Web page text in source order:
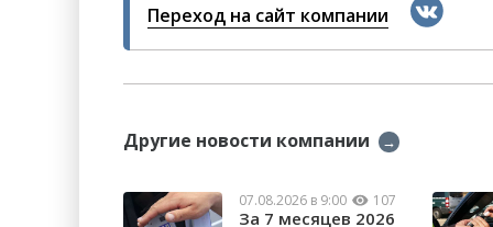
Переход на сайт компании
Другие новости компании →
07.08.2026 в 9:00 107
За 7 месяцев 2026